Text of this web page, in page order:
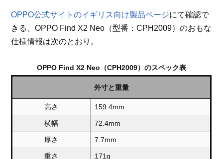
OPPO公式サイトのイギリス向け製品ページにて確認で
きる、OPPO Find X2 Neo（型番：CPH2009）のおもな
仕様情報は次のとおり。
OPPO Find X2 Neo（CPH2009）のスペック表
外寸と重量
高さ 159.4mm
横幅 72.4mm
厚さ 7.7mm
重さ 171g